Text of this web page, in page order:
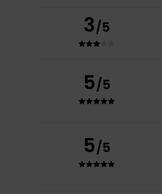
3/5
5/5
5/5